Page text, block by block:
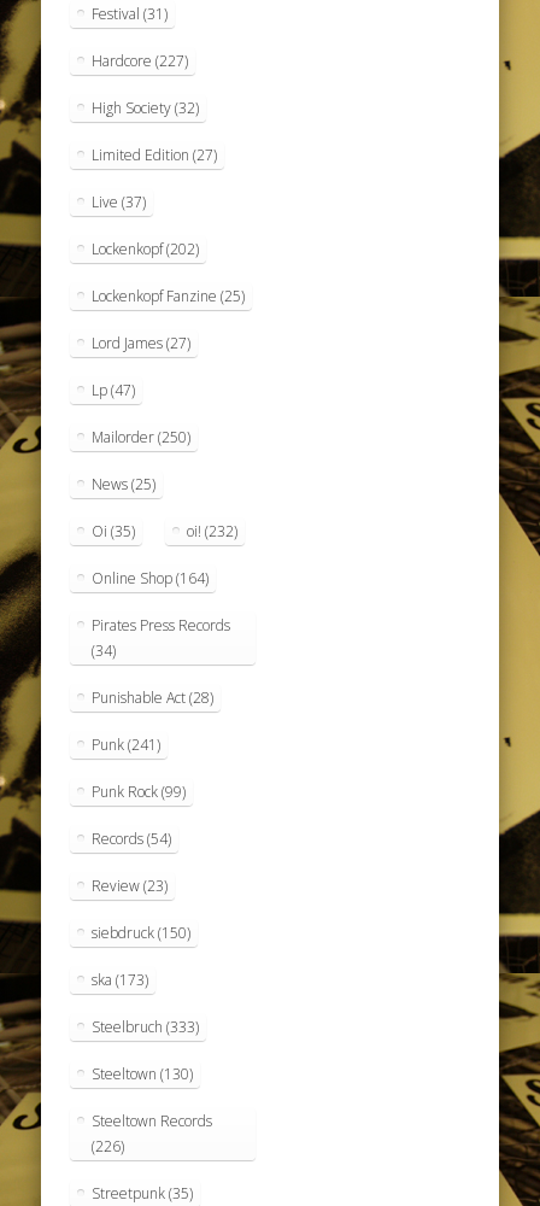
Festival (31)
Hardcore (227)
High Society(32)
Limited Edition (27)
Live (37)
Lockenkopf(202)
Lockenkopf Fanzine (25)
Lord James(27)
Lp(47)
Mailorder(250)
News(25)
Oi (35) oi! (232)
Online Shop(164)
Pirates Press Records
(34)
Punishable Act(28)
Punk(241)
Punk Rock(99)
Records(54)
Review(23)
siebdruck(150)
ska (173)
Steelbruch (333)
Steeltown (130)
Steeltown Records
(226)
Streetpunk(35)